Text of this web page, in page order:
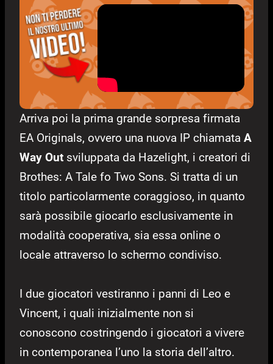
Arriva poi la prima grande sorpresa firmata
EA Originals, ovvero una nuova IP chiamata A
Way Out sviluppata da Hazelight, i creatori di
Brothes: A Tale fo Two Sons. Si tratta di un
titolo particolarmente coraggioso, in quanto
sarà possibile giocarlo esclusivamente in
modalità cooperativa, sia essa online o
locale attraverso lo schermo condiviso.
I due giocatori vestiranno i panni di Leo e
Vincent, i quali inizialmente non si
conoscono costringendo i giocatori a vivere
in contemporanea l’uno la storia dell’altro.